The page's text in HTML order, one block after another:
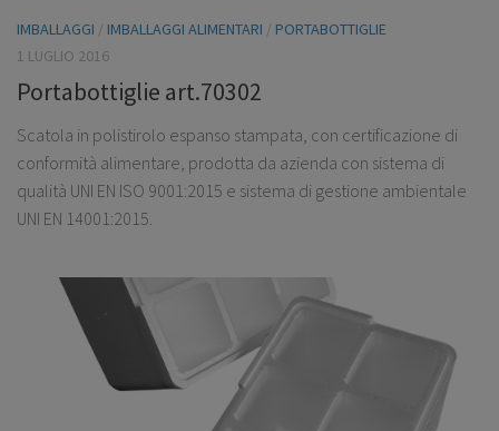
IMBALLAGGI / IMBALLAGGI ALIMENTARI / PORTABOTTIGLIE
1 LUGLIO 2016
Portabottiglie art.70302
Scatola in polistirolo espanso stampata, con certificazione di
conformità alimentare, prodotta da azienda con sistema di
qualità UNI EN ISO 9001:2015 e sistema di gestione ambientale
UNI EN 14001:2015.